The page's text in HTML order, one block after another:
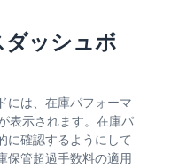
ッシュボ
には、在庫パフォーマ
表示されます。在庫パ
に確認するようにして
保管超過手数料の適用